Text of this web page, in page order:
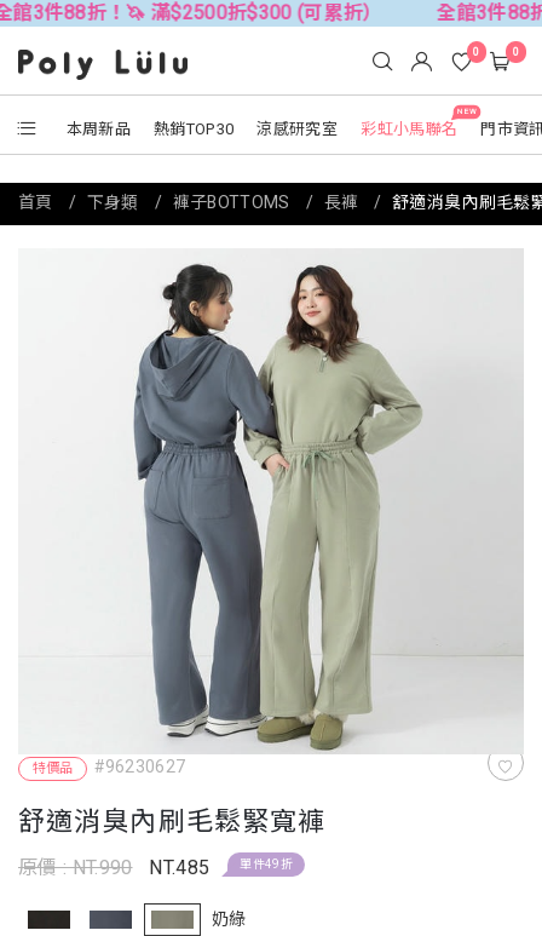
！🦄 滿$2500折$300 (可累折） 全館3件88折！🦄 滿
本周新品 熱銷TOP30 涼感研究室
NEW
彩虹小馬聯名 門市資
0 0
特價品 #96230627
舒適消臭內刷毛鬆緊寬褲
原價 : NT.990 NT.485 單件49折
奶綠
首頁 下身類 褲子BOTTOMS 長褲 舒適消臭內刷毛鬆